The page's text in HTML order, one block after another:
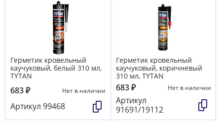
Герметик кровельный
каучуковый, белый 310 мл,
TYTAN
683₽ Нет в наличии
Артикул 99468
Герметик кровельный
каучуковый, коричневый
310 мл, TYTAN
683₽ Нет в наличии
Артикул
91691/19112